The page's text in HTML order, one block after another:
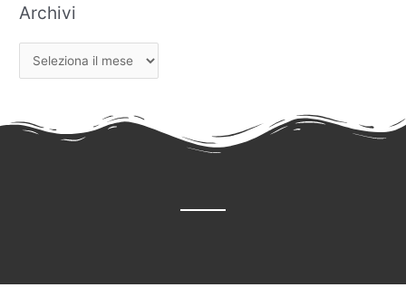
Archivi